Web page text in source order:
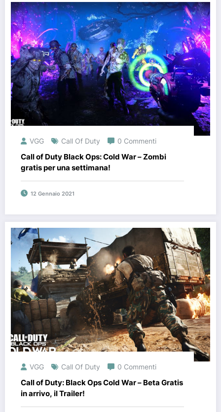
VGG Call Of Duty 0 Commenti
Call of Duty Black Ops: Cold War – Zombi
gratis per una settimana!
12 Gennaio 2021
VGG Call Of Duty 0 Commenti
Call of Duty: Black Ops Cold War – Beta Gratis
in arrivo, il Trailer!